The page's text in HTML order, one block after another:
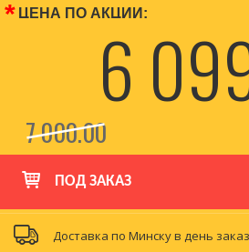
* ЦЕНА ПО АКЦИИ:
6
7 00000
ПОД ЗАКАЗ
Доставка по Минску в день